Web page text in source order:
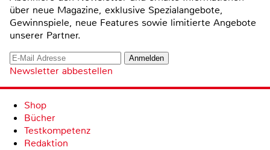
über neue Magazine, exklusive Spezialangebote,
Gewinnspiele, neue Features sowie limitierte Angebote
unserer Partner.
Newsletter abbestellen
Shop
Bücher
Testkompetenz
Redaktion